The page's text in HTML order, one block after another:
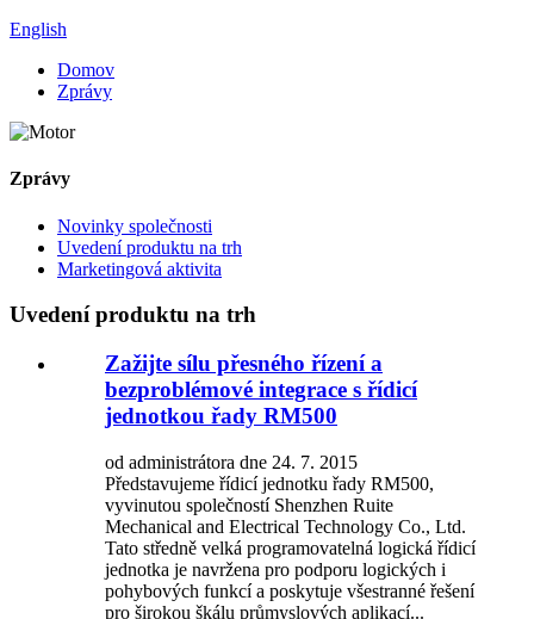
English
Domov
Zprávy
Zprávy
Novinky společnosti
Uvedení produktu na trh
Marketingová aktivita
Uvedení produktu na trh
Zažijte sílu přesného řízení a
bezproblémové integrace s řídicí
jednotkou řady RM500
od administrátora dne 24. 7. 2015
Představujeme řídicí jednotku řady RM500,
vyvinutou společností Shenzhen Ruite
Mechanical and Electrical Technology Co., Ltd.
Tato středně velká programovatelná logická řídicí
jednotka je navržena pro podporu logických i
pohybových funkcí a poskytuje všestranné řešení
pro širokou škálu průmyslových aplikací...